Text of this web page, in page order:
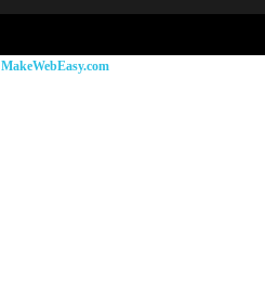
MakeWebEasy.com